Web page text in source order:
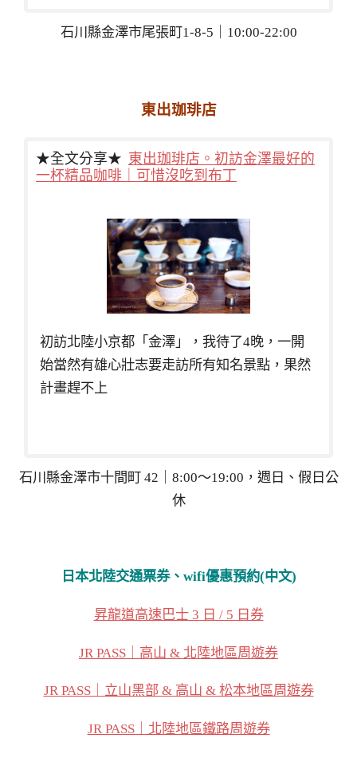
石川縣金澤市尾張町1-8-5｜10:00-22:00
東出珈琲店
★全文分享★ 東出珈琲店。初訪金澤最好的
一杯精品咖啡｜可惜沒吃到布丁
初訪北陸小京都「金澤」，我待了4晚，一開
始當然有雄心壯志要走訪所有知名景點，果然
計畫趕不上
石川縣金澤市十間町 42｜8:00～19:00，週日、假日公
休
日本北陸交通票券、wifi優惠預約(中文)
昇龍道高速巴士 3 日 / 5 日券
JR PASS｜高山 & 北陸地區周遊券
JR PASS｜立山黑部 & 高山 & 松本地區周遊券
JR PASS｜北陸地區鐵路周遊券